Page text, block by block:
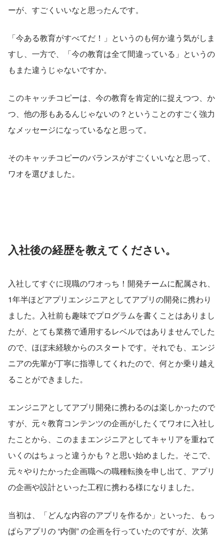
ーが、すごくいいなと思ったんです。
「今ある教育がすべてだ！」というのも何か違う気がしま
すし、一方で、「今の教育は全て間違っている」というの
もまた違うじゃないですか。
このキャッチコピーは、今の教育を肯定的に捉えつつ、か
つ、他の形もあるんじゃないの？ということのすごく強力
なメッセージになっているなと思って。
そのキャッチコピーのバランスがすごくいいなと思って、
ワオを選びました。
入社後の経歴を教えてください。
入社してすぐに現職のワオっち！開発チームに配属され、
1年半ほどアプリエンジニアとしてアプリの開発に携わり
ました。入社前も趣味でプログラムを書くことはありまし
たが、とても業務で通用するレベルではありませんでした
ので、ほぼ未経験からのスタートです。それでも、エンジ
ニアの先輩が丁寧に指導してくれたので、何とか乗り越え
ることができました。
エンジニアとしてアプリ開発に携わるのは楽しかったので
すが、元々教育コンテンツの企画がしたくてワオに入社し
たことから、このままエンジニアとしてキャリアを重ねて
いくのはちょっと違うかも？と思い始めました。そこで、
元々やりたかった企画職への職種転換を申し出て、アプリ
の企画や設計といった工程に携わる様になりました。
当初は、「どんな内容のアプリを作るか」といった、もっ
ぱらアプリの “内側” の企画を行っていたのですが、次第